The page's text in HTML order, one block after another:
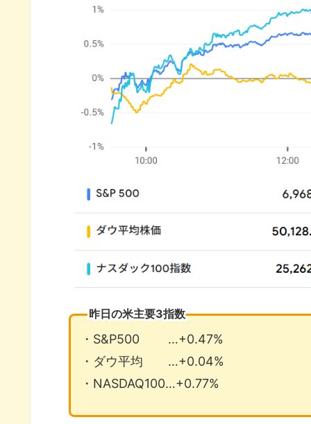
2月の注目イベントについて
昨日の米主要3指数
・S&P500 …+0.47%
・ダウ平均 …+0.04%
・NASDAQ100…+0.77%